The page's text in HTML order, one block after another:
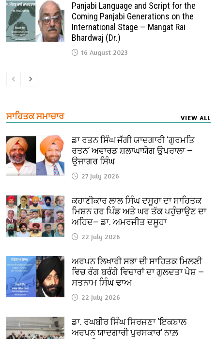
Panjabi Language and Script for the
Coming Panjabi Generations on the
International Stage — Mangat Rai
Bhardwaj (Dr.)
16 August 2023
ਸਾਹਿਤਕ ਸਮਾਚਾਰ VIEW ALL
ਡਾ ਰਤਨ ਸਿੰਘ ਜੱਗੀ ਯਾਦਗਾਰੀ ‘ਗੁਰਮਤਿ
ਰਤਨ’ ਅਵਾਰਡ ਸ਼ਲਾਘਾਯੋਗ ਉਪਰਾਲਾ —
ਉਜਾਗਰ ਸਿੰਘ
27 July 2026
ਕਹਾਣੀਕਾਰ ਲਾਲ ਸਿੰਘ ਦਸੂਹਾ ਦਾ ਸਾਹਿਤਕ
ਮਿਸ਼ਨ ਹਰ ਪਿੰਡ ਅਤੇ ਘਰ ਤੱਕ ਪਹੁੰਚਾਉਣ ਦਾ
ਅਹਿਦ— ਡਾ. ਅਮਰਜੀਤ ਦਸੂਹਾ
22 July 2026
ਅਰਪਨ ਲਿਖਾਰੀ ਸਭਾ ਦੀ ਸਾਹਿਤਕ ਮਿਲਣੀ
ਵਿਚ ਰੰਗ ਬਰੰਗੇ ਵਿਚਾਰਾਂ ਦਾ ਗੁਲਦਤਾ ਪੇਸ਼ —
ਸਤਨਾਮ ਸਿੰਘ ਢਾਅ
22 July 2026
ਡਾ. ਰਘਬੀਰ ਸਿੰਘ ਸਿਰਜਣਾ ‘ਇਕਬਾਲ
ਅਰਪਨ ਯਾਦਗਾਰੀ ਪੁਰਸਕਾਰ’ ਨਾਲ਼